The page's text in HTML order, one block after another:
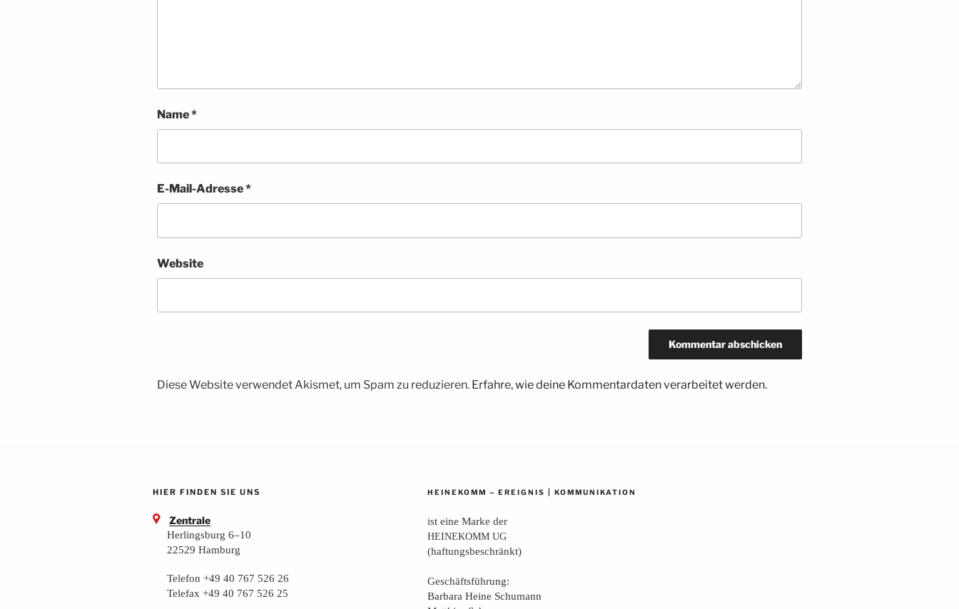
Name*
E-Mail-Adresse*
Website
Diese Website verwendet Akismet, um Spam zu reduzieren. Erfahre, wie deine Kommentardaten verarbeitet werden.
HIER FINDEN SIE UNS
Zentrale
Herlingsburg 6–10
22529 Hamburg
Telefon +49 40 767 526 26
Telefax +49 40 767 526 25
HEINEKOMM – EREIGNIS KOMMUNIKATION
ist eine Mar­ke der
HEINEKOMM UG
(haf­tungs­be­schränkt)
Geschäfts­füh­rung:
Bar­ba­ra Hei­ne Schumann